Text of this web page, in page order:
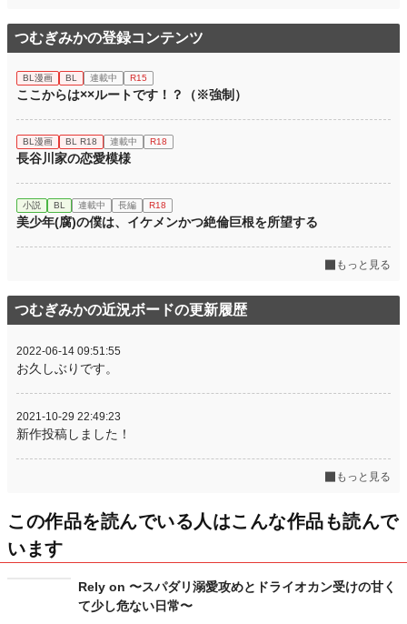
つむぎみかの登録コンテンツ
BL漫画 BL 連載中 R15
ここからは××ルートです！？（※強制）
BL漫画 BL R18 連載中 R18
長谷川家の恋愛模様
小説 BL 連載中 長編 R18
美少年(腐)の僕は、イケメンかつ絶倫巨根を所望する
もっと見る
つむぎみかの近況ボードの更新履歴
2022-06-14 09:51:55
お久しぶりです。
2021-10-29 22:49:23
新作投稿しました！
もっと見る
この作品を読んでいる人はこんな作品も読んで
います
Rely on 〜スパダリ溺愛攻めとドライオカン受けの甘く
て少し危ない日常〜